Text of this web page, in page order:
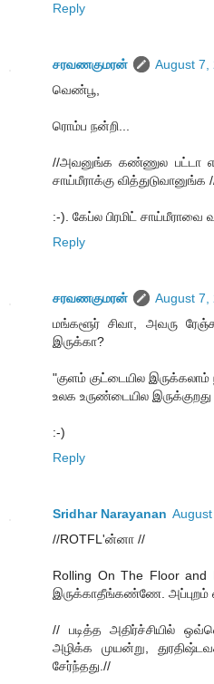
Reply
சரவணகுமரன்
August 7,
வெண்பூ,
ரொம்ப நன்றி...
//அவனுங்க கண்ணுல பட்டா
சாய்மீராக்கு வித்துடுவானுங்க
:-). கேப்ல பிரமிட் சாய்மீராவை
Reply
சரவணகுமரன்
August 7,
மங்களூர் சிவா, அவரு
இருக்கா?
"குளம் குட்டையில இருக்கலாம்
உலக உருண்டையில இருக்குறது
:-)
Reply
Sridhar Narayanan
//ROTFL'ன்னா //
Rolling On The Floor and
இருக்காதீங்கண்ணே. அப்புறம்
// படித்த அதிர்ச்சியில்
அழிக்க முயன்று,
சேர்ந்தது.//